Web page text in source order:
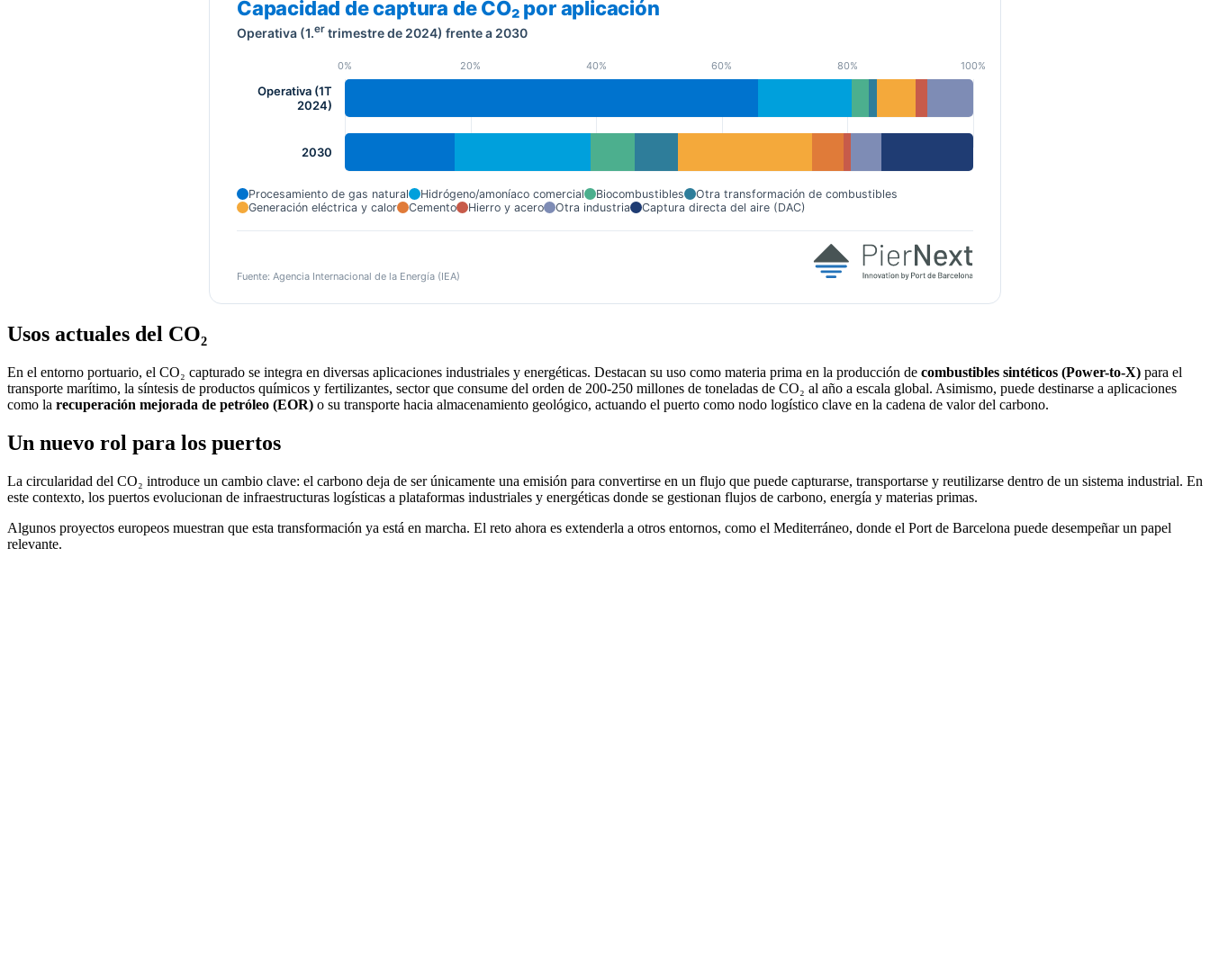
Capacidad de captura de CO₂ por aplicación
Operativa (1. er trimestre de 2024) frente a 2030
0% 20% 40% 60% 80% 100%
Operativa (1T
2024)
2030
Procesamiento de gas natural Hidrógeno/amoníaco comercial Biocombustibles
Otra transformación de combustibles
Generación eléctrica y calor
Cemento Hierro y acero Otra industria Captura directa del aire (DAC)
Fuente: Agencia Internacional de la Energía (IEA)
Usos actuales del CO₂
En el entorno portuario, el CO₂ capturado se integra en diversas aplicaciones industriales y energéticas. Destacan su uso como materia prima en la producción de combustibles sintéticos (Power-to-X) para el
transporte marítimo, la síntesis de productos químicos y fertilizantes, sector que consume del orden de 200-250 millones de toneladas de CO₂ al año a escala global. Asimismo, puede destinarse a aplicaciones
como la recuperación mejorada de petróleo (EOR) o su transporte hacia almacenamiento geológico, actuando el puerto como nodo logístico clave en la cadena de valor del carbono.
Un nuevo rol para los puertos
La circularidad del CO₂ introduce un cambio clave: el carbono deja de ser únicamente una emisión para convertirse en un flujo que puede capturarse, transportarse y reutilizarse dentro de un sistema industrial. En
este contexto, los puertos evolucionan de infraestructuras logísticas a plataformas industriales y energéticas donde se gestionan flujos de carbono, energía y materias primas.
Algunos proyectos europeos muestran que esta transformación ya está en marcha. El reto ahora es extenderla a otros entornos, como el Mediterráneo, donde el Port de Barcelona puede desempeñar un papel
relevante.